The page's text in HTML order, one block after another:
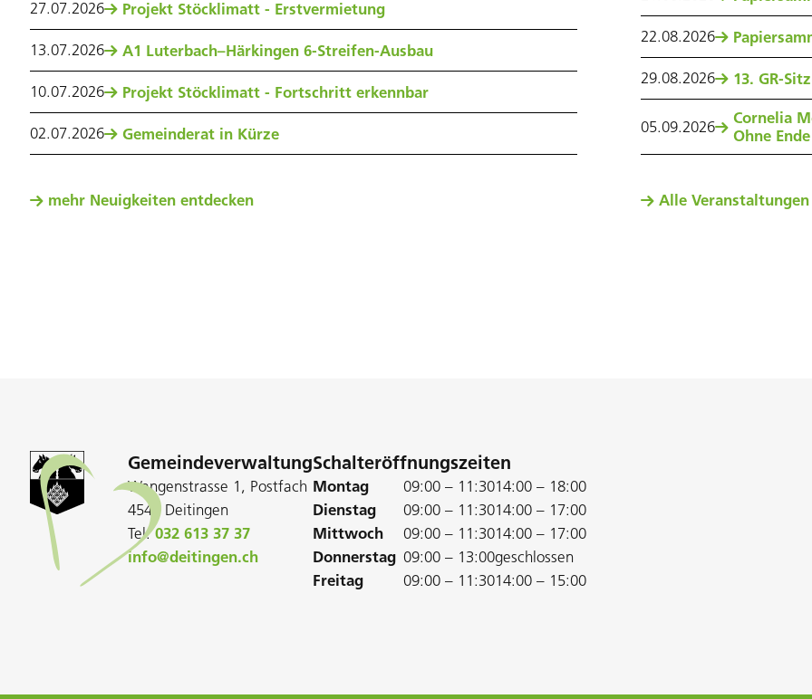
27.07.2026 Projekt Stöcklimatt - Erstvermietung
13.07.2026 A1 Luterbach–Härkingen 6-Streifen-Ausbau
10.07.2026 Projekt Stöcklimatt - Fortschritt erkennbar
02.07.2026 Gemeinderat in Kürze
mehr Neuigkeiten entdecken
22.08.2026
29.08.2026 13. GR-
05.09.2026
Cornelia
Ohne Ende
Alle Veranstaltungen
Gemeindeverwaltung
Wangenstrasse 1, Postfach
4543 Deitingen
Tel:032 613 37 37
info@deitingen.ch
Schalteröffnungszeiten
Montag 09:00 – 11:3014:00 – 18:00
Dienstag
09:00 – 11:3014:00 – 17:00
Mittwoch
09:00 – 11:3014:00 – 17:00
Donnerstag 09:00 – 13:00geschlossen
Freitag
09:00 – 11:3014:00 – 15:00